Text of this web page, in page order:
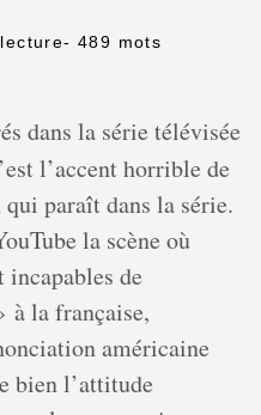
- 489 mots
dans la série télévisée
l’accent horrible de
paraît dans la série.
la scène où
de
à la française,
américaine
bien l’attitude